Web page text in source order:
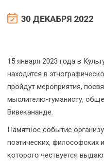
30 ДЕКАБРЯ 2022
15 января 2023 года в
находится в
пройдут мероприятия,
мыслителю-гуманисту,
Вивекананде.
Памятное событие
поэтических, философских
которого чествуется